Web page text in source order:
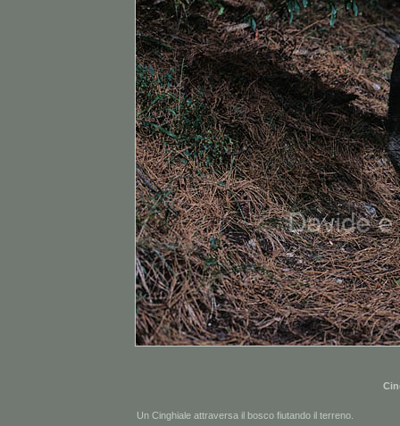
Un Cinghiale attraversa il bosco fiutando il terreno.